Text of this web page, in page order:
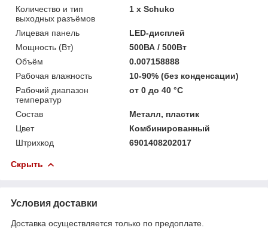
Количество и тип
выходных разъёмов
1 х Schuko
Лицевая панель
LED-дисплей
Мощность (Bт)
500ВА / 500Вт
Объём
0.007158888
Рабочая влажность
10-90% (без конденсации)
Рабочий диапазон
температур
от 0 до 40 °С
Состав
Металл, пластик
Цвет
Комбинированный
Штрихкод
6901408202017
Скрыть
Условия доставки
Доставка осуществляется только по предоплате.